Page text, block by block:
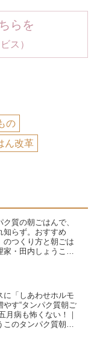
らを
ス）
の
ん改革
質の朝ごはんで、
知らず。おすすめ
のつくり方と朝ごは
・田内しょうこの
に「しあわせホルモ
やす“タンパク質朝ご
月病も怖くない！｜
このタンパク質朝ご